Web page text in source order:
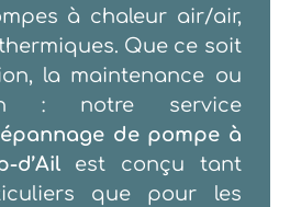
à chaleur air/air,
Que ce soit
la maintenance ou
: notre service
de pompe à
d’Ailest conçu tant
que pour les